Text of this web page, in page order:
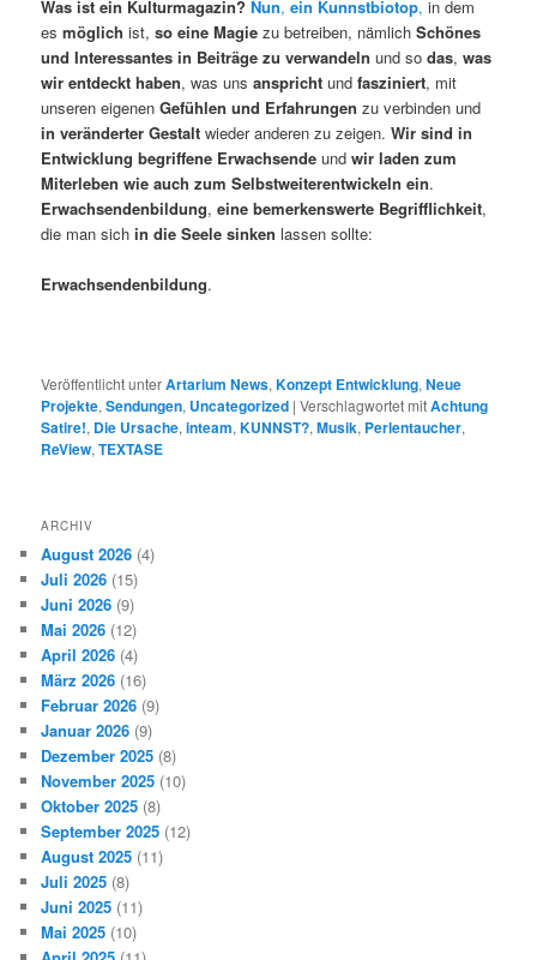
Was ist ein Kulturmagazin? Nun,ein Kunnstbiotop, in dem
esmöglich ist,so eine Magie zu betreiben, nämlichSchönes
und Interessantes in Beiträge zu verwandeln und sodas,was
wir entdeckt haben, was unsanspricht undfasziniert, mit
unseren eigenenGefühlen und Erfahrungen zu verbinden und
in veränderter Gestalt wieder anderen zu zeigen.Wir sind in
Entwicklung begriffene Erwachsende undwir laden zum
Miterleben wie auch zum Selbstweiterentwickeln ein.
Erwachsendenbildung,eine bemerkenswerte Begrifflichkeit,
die man sichin die Seele sinken lassen sollte:
Erwachsendenbildung.
Veröffentlicht unterArtarium News,Konzept Entwicklung,Neue
Projekte,Sendungen, Uncategorized |Verschlagwortet mitAchtung
Satire!, Die Ursache,inteam,KUNNST?,Musik, Perlentaucher,
ReView,TEXTASE
ARCHIV
August 2026 (4)
Juli 2026 (15)
Juni 2026 (9)
Mai 2026 (12)
April 2026 (4)
März 2026 (16)
Februar 2026 (9)
Januar 2026 (9)
Dezember 2025 (8)
November 2025 (10)
Oktober 2025 (8)
September 2025 (12)
August 2025 (11)
Juli 2025 (8)
Juni 2025 (11)
Mai 2025 (10)